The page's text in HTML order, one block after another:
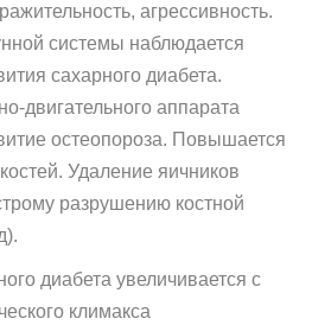
агрессивность.
системы наблюдается
сахарного диабета.
двигательного аппарата
остеопороза. Повышается
Удаление яичников
разрушению костной
диабета увеличивается с
климакса